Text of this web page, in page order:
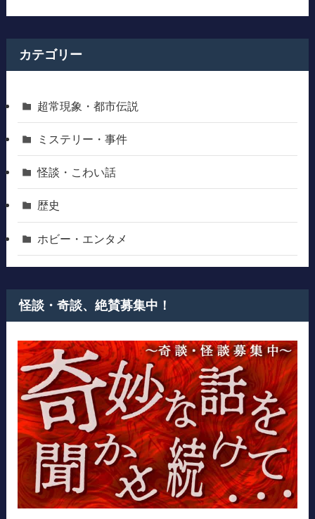
カテゴリー
超常現象・都市伝説
ミステリー・事件
怪談・こわい話
歴史
ホビー・エンタメ
怪談・奇談、絶賛募集中！